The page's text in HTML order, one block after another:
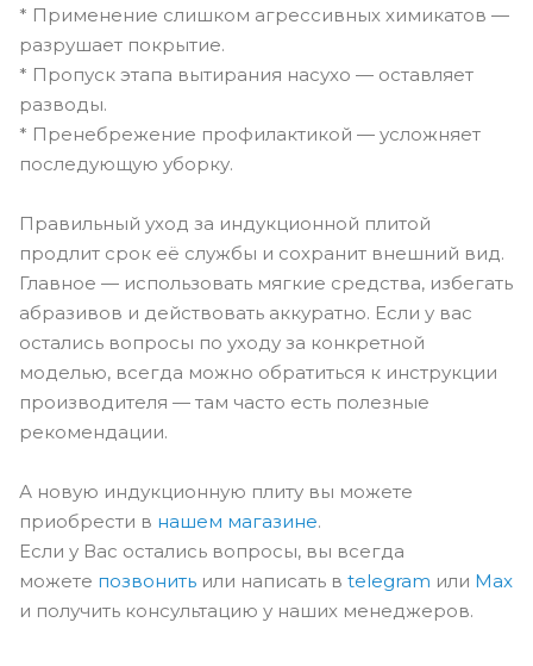
* Применение слишком агрессивных химикатов —
разрушает покрытие.
* Пропуск этапа вытирания насухо — оставляет
разводы.
* Пренебрежение профилактикой — усложняет
последующую уборку.
Правильный уход за индукционной плитой
продлит срок её службы и сохранит внешний вид.
Главное — использовать мягкие средства, избегать
абразивов и действовать аккуратно. Если у вас
остались вопросы по уходу за конкретной
моделью, всегда можно обратиться к инструкции
производителя — там часто есть полезные
рекомендации.
А новую индукционную плиту вы можете
приобрести в нашем магазине.
Если у Вас остались вопросы, вы всегда
можете позвонить или написать в telegram или Max
и получить консультацию у наших менеджеров.